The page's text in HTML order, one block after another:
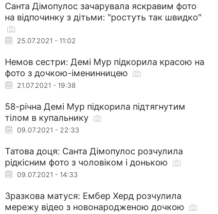
Санта Дімопулос зачарувала яскравим фото
на відпочинку з дітьми: "ростуть так швидко"
25.07.2021 - 11:02
Немов сестри: Демі Мур підкорила красою на
фото з дочкою-іменинницею
21.07.2021 - 19:38
58-річна Демі Мур підкорила підтягнутим
тілом в купальнику
09.07.2021 - 22:33
Татова доця: Санта Дімопулос розчулила
рідкісним фото з чоловіком і донькою
09.07.2021 - 14:33
Зразкова матуся: Ембер Херд розчулила
мережу відео з новонародженою дочкою